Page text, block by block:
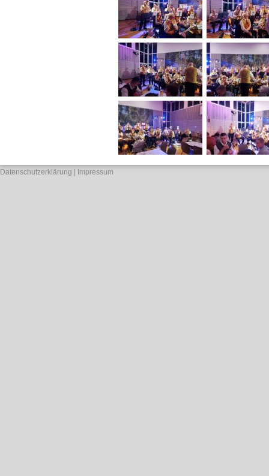
Datenschutzerklärung Impressum